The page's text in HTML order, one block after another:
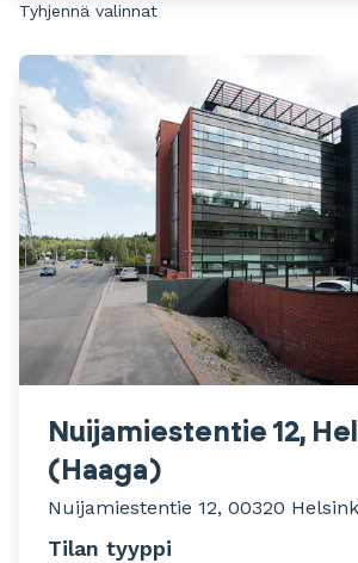
Tyhjennä valinnat
Nuijamiestentie 12,
(Haaga)
Nuijamiestentie 12, 00320
Tilan tyyppi